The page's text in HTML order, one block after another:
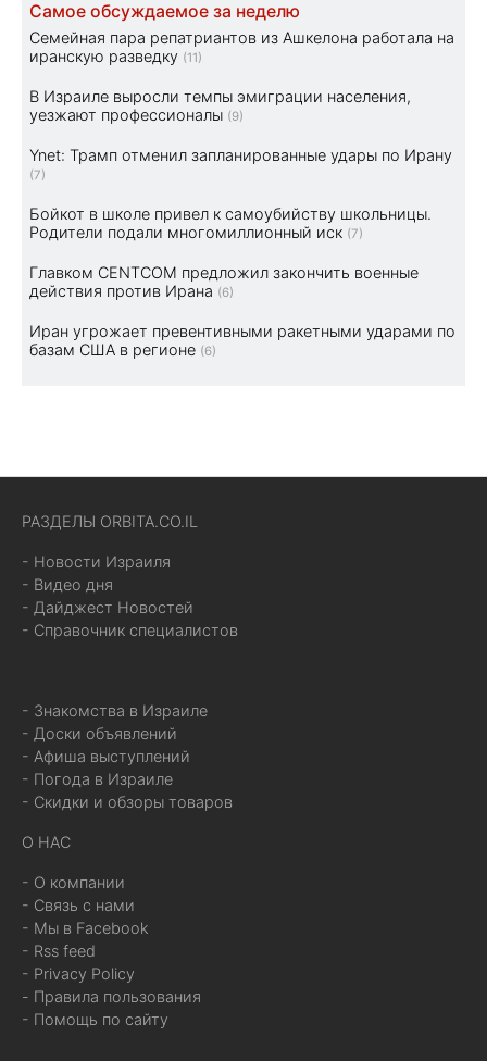
Самое обсуждаемое за неделю
Семейная пара репатриантов из Ашкелона работала на
иранскую разведку (11)
В Израиле выросли темпы эмиграции населения,
уезжают профессионалы (9)
Ynet: Трамп отменил запланированные удары по Ирану
(7)
Бойкот в школе привел к самоубийству школьницы.
Родители подали многомиллионный иск (7)
Главком CENTCOM предложил закончить военные
действия против Ирана (6)
Иран угрожает превентивными ракетными ударами по
базам США в регионе (6)
РАЗДЕЛЫ ORBITA.CO.IL
- Новости Израиля
- Видео дня
- Дайджест Новостей
- Справочник специалистов
- Знакомства в Израиле
- Доски объявлений
- Афиша выступлений
- Погода в Израиле
- Скидки и обзоры товаров
О НАС
- О компании
- Связь с нами
- Мы в Facebook
- Rss feed
- Privacy Policy
- Правила пользования
- Помощь по сайту